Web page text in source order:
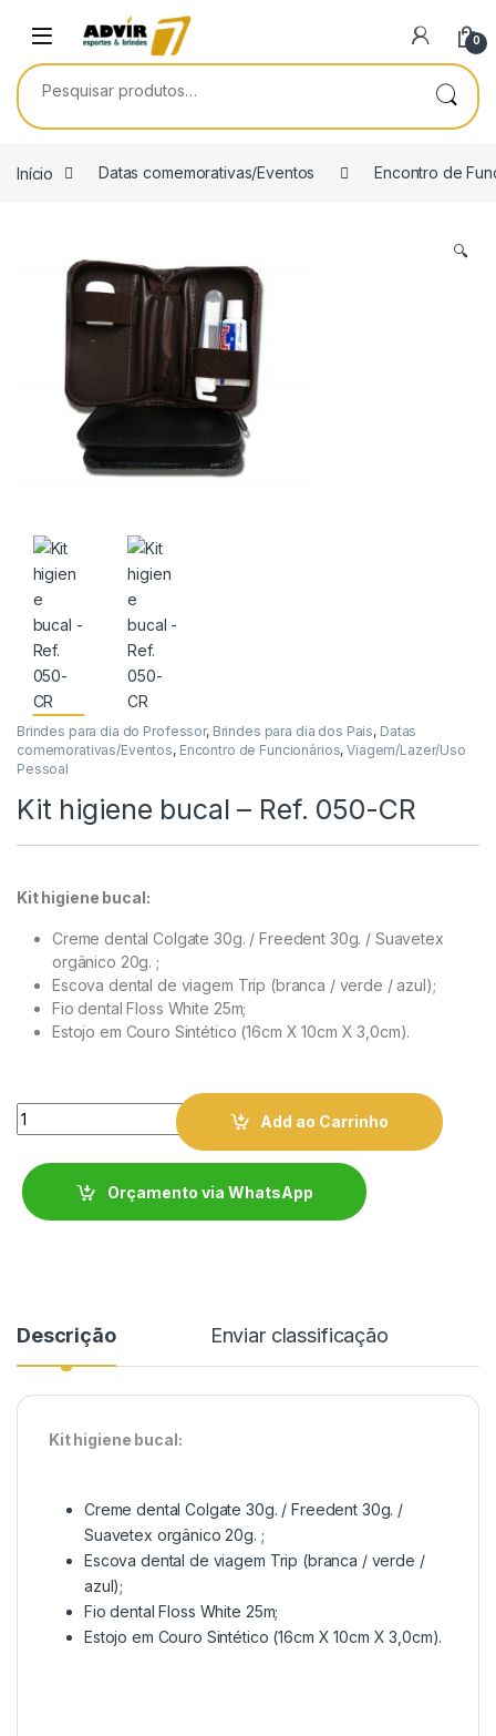
0
Pesquisar por:
Início Datas comemorativas/Eventos Encontro de
🔍
Brindes para dia do Professor, Brindes para dia dos Pais, Datas
comemorativas/Eventos, Encontro de Funcionários,Viagem/Lazer/Uso
Pessoal
Kit higiene bucal – Ref. 050-CR
Kit higiene bucal:
Creme dental Colgate 30g. / Freedent 30g. / Suavetex
orgânico 20g. ;
Escova dental de viagem Trip (branca / verde / azul);
Fio dental Floss White 25m;
Estojo em Couro Sintético (16cm X 10cm X 3,0cm).
Quantity
Add ao Carrinho
Orçamento via WhatsApp
Descrição Enviar classificação
Kit higiene bucal:
Creme dental Colgate 30g. / Freedent 30g. /
Suavetex orgânico 20g. ;
Escova dental de viagem Trip (branca / verde /
azul);
Fio dental Floss White 25m;
Estojo em Couro Sintético (16cm X 10cm X 3,0cm).